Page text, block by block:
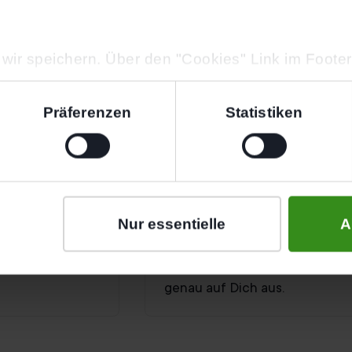
speichern. Über den "Cookies" Link im
ändern.
Präferenzen Statistiken
Nur essentielle
online
Rest.
Endlich deine Ziele
In einem kurzen Gespräch
genau auf Dich aus.